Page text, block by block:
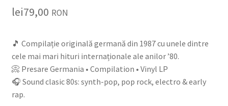
lei79,00 RON
🎵 Compilație originală germană din 1987 cu unele dintre
cele mai mari hituri internaționale ale anilor ’80.
📀 Presare Germania • Compilation • Vinyl LP
🎧 Sound clasic 80s: synth-pop, pop rock, electro & early
rap.